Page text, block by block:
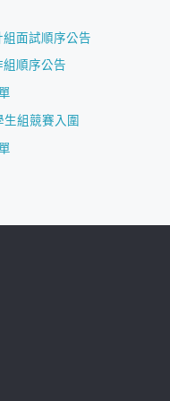
面試順序公告
順序公告
生組競賽入圍